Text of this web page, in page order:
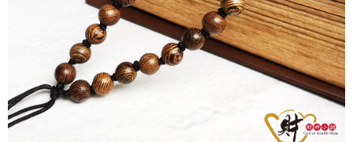
「AFTEE先享後付」，若未經同意申辦者引起之損失，本公司不負相關責
４．使用「AFTEE先享後付」時，將依據個別帳號之用戶狀況，依本公司即
時審查核予不同之上限額度；若仍有額度不足之情形，本公司將視審查結果
請求用戶進行身份認證。
５．嚴禁一人註冊多個帳號或使用他人資訊註冊。若發現惡意使用之情形，
恩沛科技股份有限公司將有權停止該用戶之使用額度並採取法律行動。
每筆NT$80，滿NT$1,288(含以上)免運費
付款後7-11取貨
每筆NT$80，滿NT$1,288(含以上)免運費
宅配
每筆NT$80，滿NT$1,200(含以上)免運費